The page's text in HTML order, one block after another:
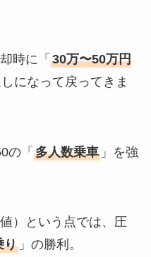
時に「 30万〜50万円
になって戻ってきま
の「 多人数乗車」を強
）という点では、圧
り」の勝利。